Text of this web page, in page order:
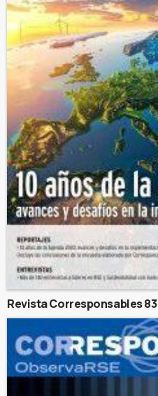
Revista Corresponsables 83